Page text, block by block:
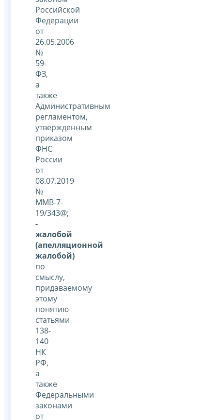
Российской
Федерации
от
26.05.2006
№
59-
ФЗ,
а
также
Административным
регламентом,
утвержденным
приказом
ФНС
России
от
08.07.2019
№
ММВ-7-
19/343@;
-
жалобой
(апелляционной
жалобой)
по
смыслу,
придаваемому
этому
понятию
статьями
138-
140
НК
РФ,
а
также
Федеральными
законами
от